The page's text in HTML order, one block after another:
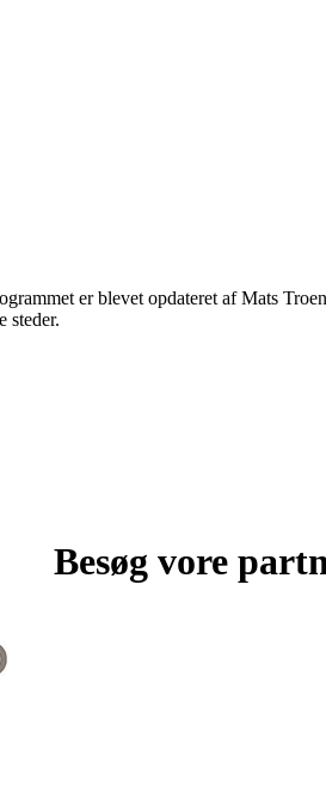
er blevet opdateret af Mats
steder.
Besøg vore